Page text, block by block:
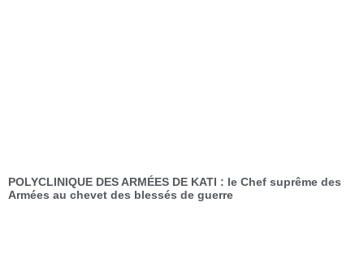
POLYCLINIQUE DES ARMÉES DE KATI : le Chef suprême des
Armées au chevet des blessés de guerre